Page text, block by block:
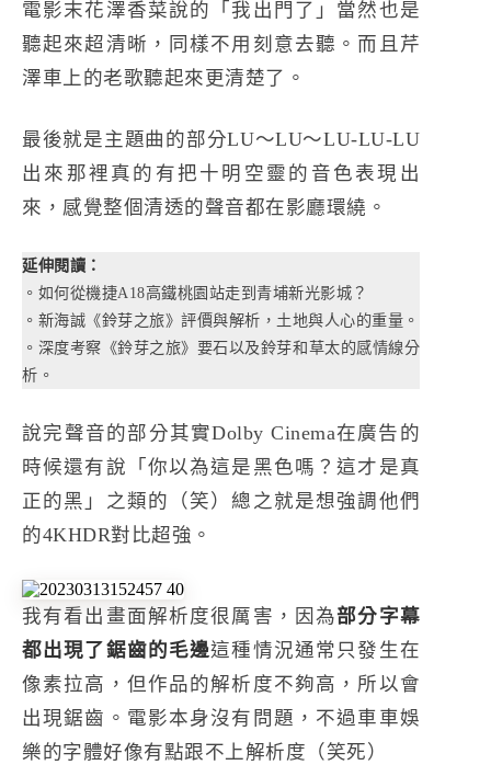
電影末花澤香菜說的「我出門了」當然也是
聽起來超清晰，同樣不用刻意去聽。而且芹
澤車上的老歌聽起來更清楚了。
最後就是主題曲的部分LU～LU～LU-LU-LU
出來那裡真的有把十明空靈的音色表現出
來，感覺整個清透的聲音都在影廳環繞。
延伸閱讀：
。 如何從機捷A18高鐵桃園站走到青埔新光影城？
。 新海誠《鈴芽之旅》評價與解析，土地與人心的重量。
。 深度考察《鈴芽之旅》要石以及鈴芽和草太的感情線分
析。
說完聲音的部分其實Dolby Cinema在廣告的
時候還有說「你以為這是黑色嗎？這才是真
正的黑」之類的（笑）總之就是想強調他們
的4KHDR對比超強。
我有看出畫面解析度很厲害，因為部分字幕
都出現了鋸齒的毛邊這種情況通常只發生在
像素拉高，但作品的解析度不夠高，所以會
出現鋸齒。電影本身沒有問題，不過車車娛
樂的字體好像有點跟不上解析度（笑死）